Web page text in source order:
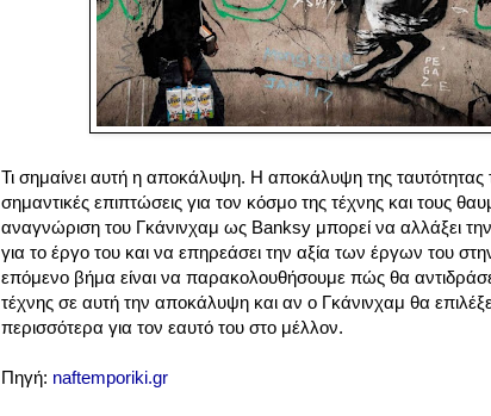
Τι σημαίνει αυτή η αποκάλυψη. Η αποκάλυψη της ταυτότητας
σημαντικές επιπτώσεις για τον κόσμο της τέχνης και τους
αναγνώριση του Γκάνινχαμ ως Banksy μπορεί να αλλάξει
για το έργο του και να επηρεάσει την αξία των έργων του
επόμενο βήμα είναι να παρακολουθήσουμε πώς θα
τέχνης σε αυτή την αποκάλυψη και αν ο Γκάνινχαμ θα
περισσότερα για τον εαυτό του στο μέλλον.
Πηγή: naftemporiki.gr